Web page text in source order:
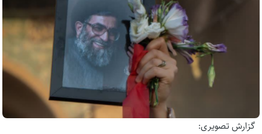
گزارش تصویری: